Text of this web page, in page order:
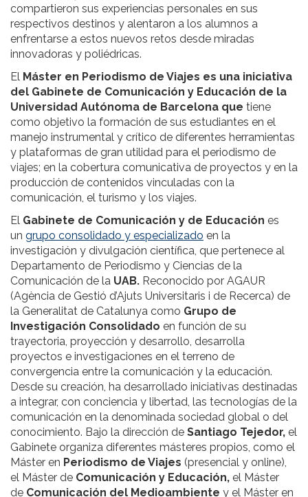
compartieron sus experiencias personales en sus
respectivos destinos y alentaron a los alumnos a
enfrentarse a estos nuevos retos desde miradas
innovadoras y poliédricas.
El Máster en Periodismo de Viajes es una iniciativa
del Gabinete de Comunicación y Educación de la
Universidad Autónoma de Barcelona que tiene
como objetivo la formación de sus estudiantes en el
manejo instrumental y crítico de diferentes herramientas
y plataformas de gran utilidad para el periodismo de
viajes; en la cobertura comunicativa de proyectos y en la
producción de contenidos vinculadas con la
comunicación, el turismo y los viajes.
El Gabinete de Comunicación y de Educación es
un grupo consolidado y especializado en la
investigación y divulgación científica, que pertenece al
Departamento de Periodismo y Ciencias de la
Comunicación de la UAB. Reconocido por AGAUR
(Agència de Gestió d’Ajuts Universitaris i de Recerca) de
la Generalitat de Catalunya como Grupo de
Investigación Consolidado en función de su
trayectoria, proyección y desarrollo, desarrolla
proyectos e investigaciones en el terreno de
convergencia entre la comunicación y la educación.
Desde su creación, ha desarrollado iniciativas destinadas
a integrar, con conciencia y libertad, las tecnologías de la
comunicación en la denominada sociedad global o del
conocimiento. Bajo la dirección de Santiago Tejedor, el
Gabinete organiza diferentes másteres propios, como el
Máster en Periodismo de Viajes (presencial y online),
el Máster de Comunicación y Educación, el Máster
de Comunicación del Medioambiente y el Máster en